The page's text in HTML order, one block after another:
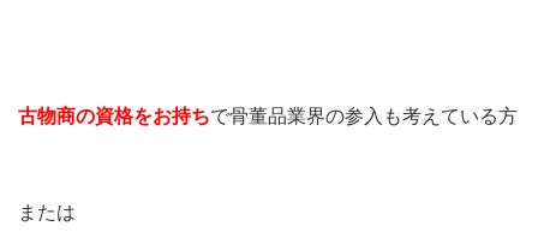
古物商の資格をお持ちで骨董品業界の参入も考えている方
または